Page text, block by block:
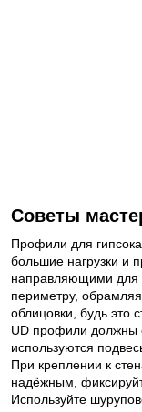
Советы
Профили для
большие нагрузки и
направляющими для
периметру,
облицовки, будь это
UD профили должны
используются
При креплении к
надёжным,
Используйте